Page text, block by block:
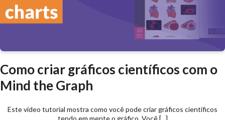
Como criar gráficos científicos com o
Mind the Graph
Este vídeo tutorial mostra como você pode criar gráficos científicos
tendo em mente o gráfico. Você [...]